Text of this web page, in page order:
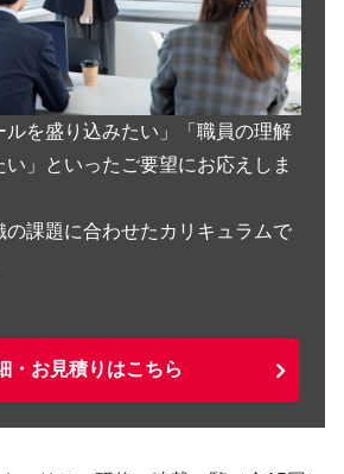
ルを盛り込みたい」「職員の理解
い」といったご要望にお応えしま
の課題に合わせたカリキュラムで
・お見積りはこちら